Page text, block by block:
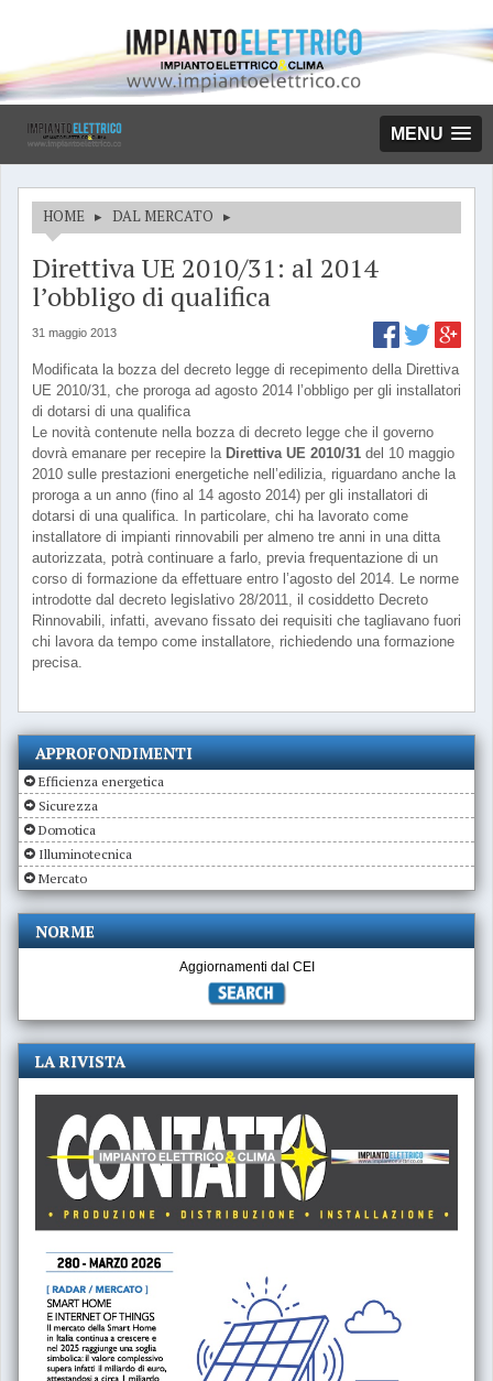
MENU
HOME ▸ DAL MERCATO ▸
Direttiva UE 2010/31: al 2014
l’obbligo di qualifica
31 maggio 2013
Modificata la bozza del decreto legge di recepimento della Direttiva
UE 2010/31, che proroga ad agosto 2014 l’obbligo per gli installatori
di dotarsi di una qualifica
Le novità contenute nella bozza di decreto legge che il governo
dovrà emanare per recepire la Direttiva UE 2010/31 del 10 maggio
2010 sulle prestazioni energetiche nell’edilizia, riguardano anche la
proroga a un anno (fino al 14 agosto 2014) per gli installatori di
dotarsi di una qualifica. In particolare, chi ha lavorato come
installatore di impianti rinnovabili per almeno tre anni in una ditta
autorizzata, potrà continuare a farlo, previa frequentazione di un
corso di formazione da effettuare entro l’agosto del 2014. Le norme
introdotte dal decreto legislativo 28/2011, il cosiddetto Decreto
Rinnovabili, infatti, avevano fissato dei requisiti che tagliavano fuori
chi lavora da tempo come installatore, richiedendo una formazione
precisa.
APPROFONDIMENTI
Efficienza energetica
Sicurezza
Domotica
Illuminotecnica
Mercato
NORME
Aggiornamenti dal CEI
LA RIVISTA